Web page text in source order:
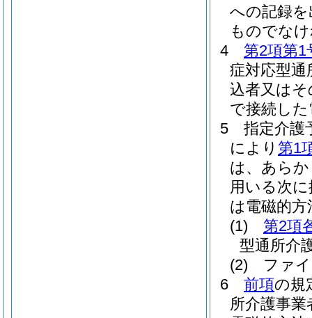
への記録
ものでな
4
第2項第1
症対応型通
込者又は
で接続し
5
指定介護
により 第1
は、あら
用いる次
は電磁的
(1)
第2項
型通所介
(2)
ファ
6
前項の規
所介護事